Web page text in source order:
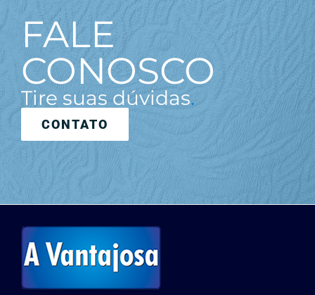
FALE
CONOSCO
Tire suas dúvidas.
CONTATO